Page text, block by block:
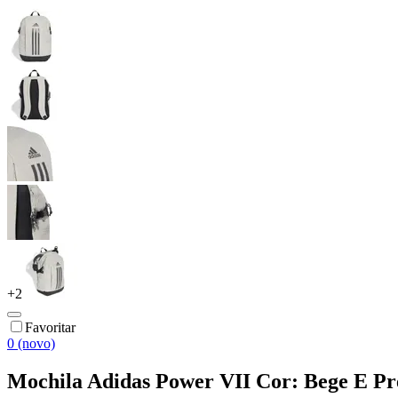
+2
Favoritar
0 (novo)
Mochila Adidas Power VII Cor: Bege E